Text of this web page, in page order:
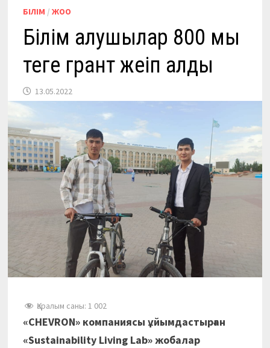
БІЛІМ / ЖОО
Білім алушылар 800 мың
теңге грант жеңіп алды
13.05.2022
Қаралым саны: 1 002
«CHEVRON» компаниясы ұйымдастырған
«Sustainability Living Lab» жобалар